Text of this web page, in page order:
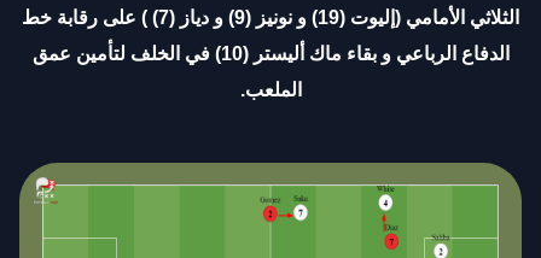
الثلاثي الأمامي (إليوت (19) و نونيز (9) و دياز (7) ) على رقابة خط
الدفاع الرباعي و بقاء ماك أليستر (10) في الخلف لتأمين عمق
الملعب.